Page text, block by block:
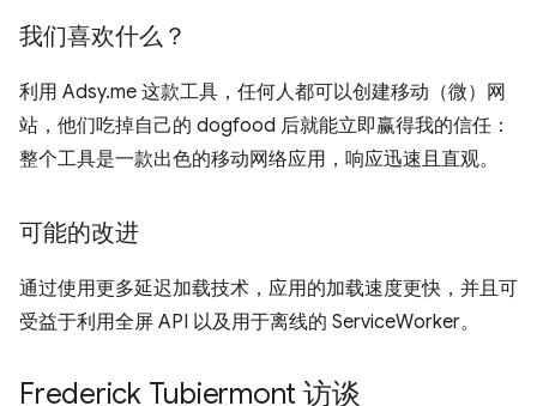
我们喜欢什么？
利用 Adsy.me 这款工具，任何人都可以创建移动（微）网
站，他们吃掉自己的 dogfood 后就能立即赢得我的信任：
整个工具是一款出色的移动网络应用，响应迅速且直观。
可能的改进
通过使用更多延迟加载技术，应用的加载速度更快，并且可
受益于利用全屏 API 以及用于离线的 ServiceWorker。
Frederick Tubiermont 访谈